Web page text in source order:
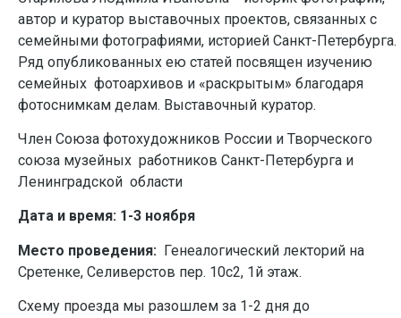
автор и куратор выставочных проектов, связанных с
семейными фотографиями, историей Санкт-Петербурга.
Ряд опубликованных ею статей посвящен изучению
семейных фотоархивов и «раскрытым» благодаря
фотоснимкам делам. Выставочный куратор.
Член Союза фотохудожников России и Творческого
союза музейных работников Санкт-Петербурга и
Ленинградской области
Дата и время: 1-3 ноября
Место проведения: Генеалогический лекторий на
Сретенке, Селиверстов пер. 10с2, 1й этаж.
Схему проезда мы разошлем за 1-2 дня до